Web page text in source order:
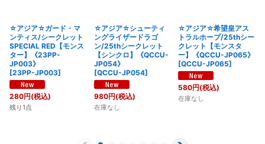
☆アジア☆ガード・マ
ンティス/シークレット
SPECIAL RED【モンス
ター】《23PP-
JP003》
[23PP-JP003]
280円(税込)
残り1点
☆アジア☆シューティ
ングライザードラゴ
ン/25thシークレット
【シンクロ】《QCCU-
JP054》
[QCCU-JP054]
980円(税込)
在庫なし
☆アジア☆希望皇アス
トラルホープ/25thシー
クレット【モンスタ
ー】《QCCU-JP065》
[QCCU-JP065]
580円(税込)
在庫なし